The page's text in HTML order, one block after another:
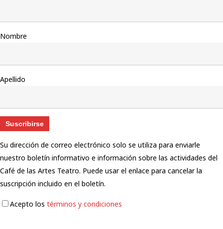
Nombre
Apellido
Su dirección de correo electrónico solo se utiliza para enviarle
nuestro boletín informativo e información sobre las actividades del
Café de las Artes Teatro. Puede usar el enlace para cancelar la
suscripción incluido en el boletín.
Acepto los términos y condiciones